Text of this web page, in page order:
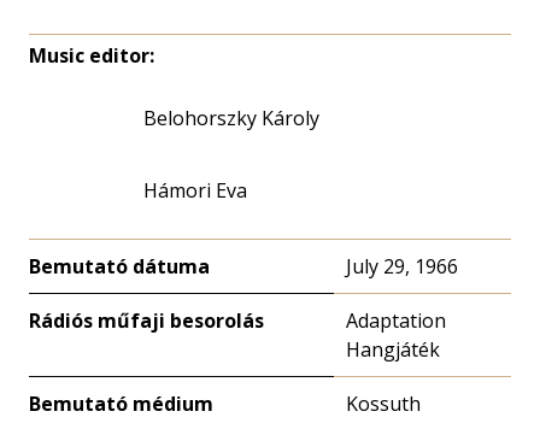
Music editor:
Belohorszky Károly
Hámori Eva
Bemutató dátuma July 29, 1966
Rádiós műfaji besorolás
Adaptation
Hangjáték
Bemutató médium Kossuth